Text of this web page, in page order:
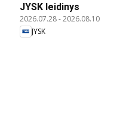
JYSK leidinys
2026.07.28-2026.08.10
JYSK